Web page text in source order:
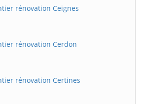
rénovation Ceignes
rénovation Cerdon
rénovation Certines